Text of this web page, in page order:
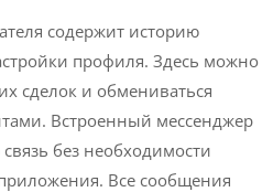
содержит историю
профиля. Здесь можно
сделок и обмениваться
Встроенный мессенджер
без необходимости
Все сообщения